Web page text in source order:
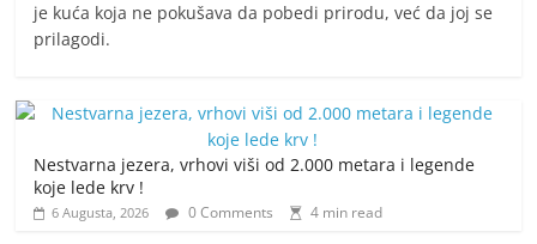
je kuća koja ne pokušava da pobedi prirodu, već da joj se
prilagodi.
Nestvarna jezera, vrhovi viši od 2.000 metara i legende
koje lede krv !
6 Augusta, 2026 0 Comments 4 min read